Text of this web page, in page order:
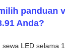
panduan
Anda?
sewa LED selama